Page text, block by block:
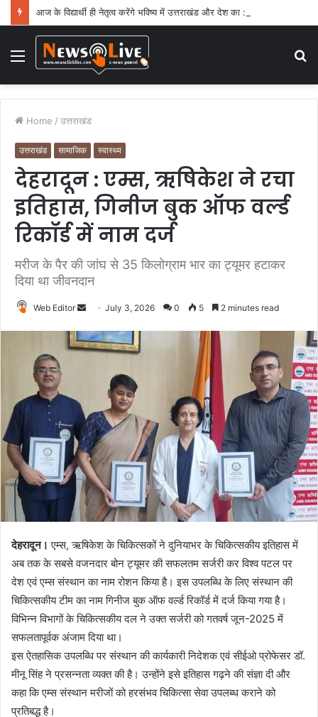
आज के विद्यार्थी ही नेतृत्व करेंगे भविष्य में उत्तराखंड और देश का : धामी
Menu
Home / उत्तराखंड
उत्तराखंड सामाजिक स्वास्थ्य
देहरादून : एम्स, ऋषिकेश ने रचा
इतिहास, गिनीज बुक ऑफ वर्ल्ड
रिकॉर्ड में नाम दर्ज
मरीज के पैर की जांघ से 35 किलोग्राम भार का ट्यूमर हटाकर
दिया था जीवनदान
Web Editor
n
m
a
i
l
July 3, 2026 0 5 2 minutes read
देहरादून। एम्स, ऋषिकेश के चिकित्सकों ने दुनियाभर के चिकित्सकीय इतिहास में
अब तक के सबसे वजनदार बोन ट्यूमर की सफलतम सर्जरी कर विश्व पटल पर
देश एवं एम्स संस्थान का नाम रोशन किया है। इस उपलब्धि के लिए संस्थान की
चिकित्सकीय टीम का नाम गिनीज बुक ऑफ वर्ल्ड रिकॉर्ड में दर्ज किया गया है।
विभिन्न विभागों के चिकित्सकीय दल ने उक्त सर्जरी को गतवर्ष जून-2025 में
सफलतापूर्वक अंजाम दिया था।
इस ऐतहासिक उपलब्धि पर संस्थान की कार्यकारी निदेशक एवं सीईओ प्रोफेसर डॉ.
मीनू सिंह ने प्रसन्नता व्यक्त की है। उन्होंने इसे इतिहास गढ़ने की संज्ञा दी और
कहा कि एम्स संस्थान मरीजों को हरसंभव चिकित्सा सेवा उपलब्ध कराने को
प्रतिबद्ध है।